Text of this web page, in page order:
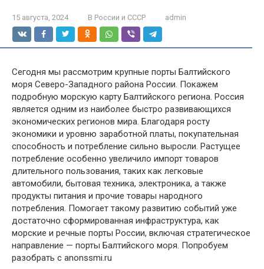
15 августа, 2024 В России и СССР admin
Сегодня мы рассмотрим крупные порты Балтийского
моря Северо-Западного района России. Покажем
подробную морскую карту Балтийского региона. Россия
является одним из наиболее быстро развивающихся
экономических регионов мира. Благодаря росту
экономики и уровню заработной платы, покупательная
способность и потребление сильно выросли. Растущее
потребление особенно увеличило импорт товаров
длительного пользования, таких как легковые
автомобили, бытовая техника, электроника, а также
продукты питания и прочие товары народного
потребления. Помогает такому развитию событий уже
достаточно сформированная инфраструктура, как
морские и речные порты России, включая стратегическое
направление — порты Балтийского моря. Попробуем
разобрать с anonssmi.ru